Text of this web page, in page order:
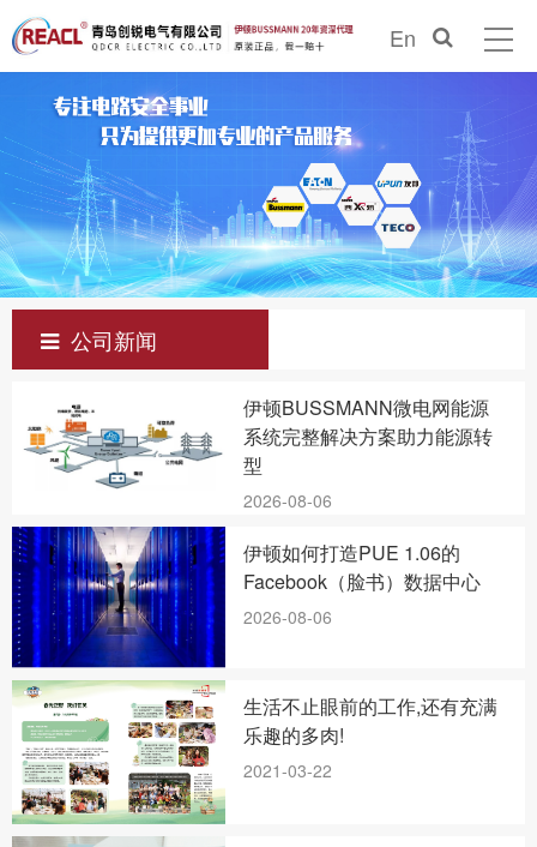
En
公司新闻
伊顿BUSSMANN微电网能源
系统完整解决方案助力能源转
型
2026-08-06
伊顿如何打造PUE 1.06的
Facebook（脸书）数据中心
2026-08-06
生活不止眼前的工作,还有充满
乐趣的多肉!
2021-03-22